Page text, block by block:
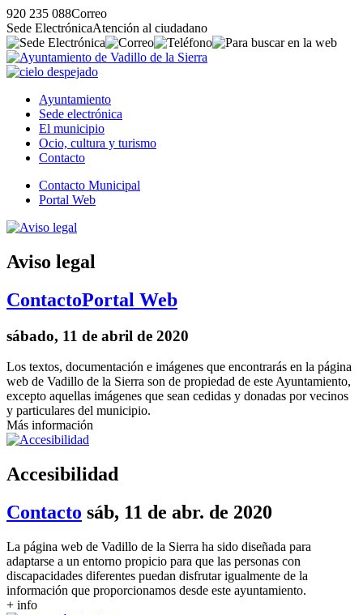
920 235 088Correo
Sede ElectrónicaAtención al ciudadano
Ayuntamiento
Sede electrónica
El municipio
Ocio, cultura y turismo
Contacto
Contacto Municipal
Portal Web
Aviso legal
ContactoPortal Web
sábado, 11 de abril de 2020
Los textos, documentación e imágenes que encontrarás en la página
web de Vadillo de la Sierra son de propiedad de este Ayuntamiento,
excepto aquellas imágenes que sean cedidas y donadas por vecinos
y particulares del municipio.
Más información
Accesibilidad
Contacto sáb, 11 de abr. de 2020
La página web de Vadillo de la Sierra ha sido diseñada para
adaptarse a un entorno propicio para que las personas con
discapacidades diferentes puedan disfrutar igualmente de la
información que proporcionamos desde este ayuntamiento.
+ info